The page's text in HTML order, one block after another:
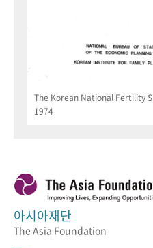
The Korean National Fertility
1974
아시아재단
The Asia Foundation